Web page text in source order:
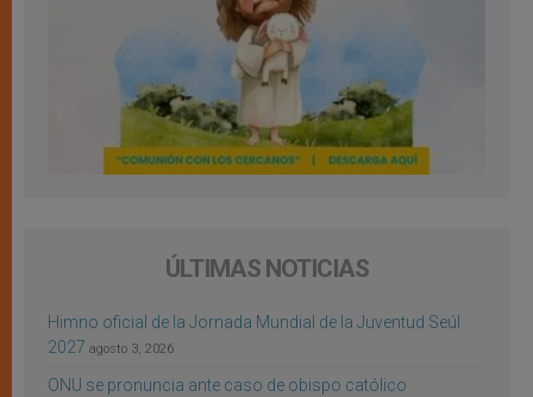
ÚLTIMAS NOTICIAS
Himno oficial de la Jornada Mundial de la Juventud Seúl
2027 agosto 3, 2026
ONU se pronuncia ante caso de obispo católico